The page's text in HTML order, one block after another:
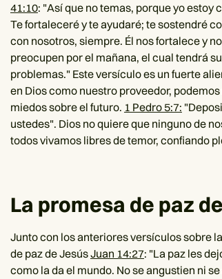
41:10: "Así que no temas, porque yo estoy
Te fortaleceré y te ayudaré; te sostendré
con nosotros, siempre. Él nos fortalece y
preocupen por el mañana, el cual tendrá
problemas." Este versículo es un fuerte
en Dios como nuestro proveedor,
miedos sobre el futuro. 1 Pedro 5:7:
ustedes". Dios no quiere que ninguno de
todos vivamos libres de temor, confiando
La promesa de paz
Junto con los anteriores versículos sobre
de paz de JesúsJuan 14:27: "La paz les
como la da el mundo. No se angustien ni